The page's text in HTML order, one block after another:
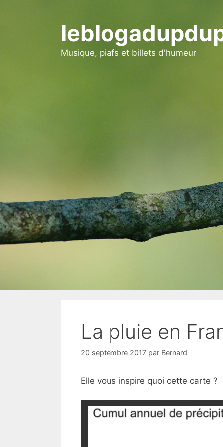
Musique, piafs et billets d'humeur
La pluie en
20 septembre 2017 par Bernard
Elle vous inspire quoi cette carte ?